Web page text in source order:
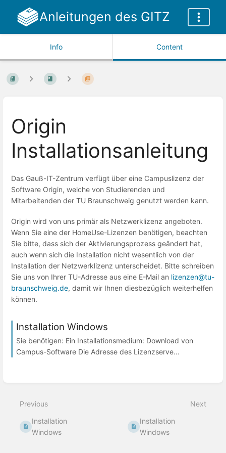
Anleitungen des GITZ
Info Content
Origin
Installationsanleitung
Das Gauß-IT-Zentrum verfügt über eine Campuslizenz der
Software Origin, welche von Studierenden und
Mitarbeitenden der TU Braunschweig genutzt werden kann.
Origin wird von uns primär als Netzwerklizenz angeboten.
Wenn Sie eine der HomeUse-Lizenzen benötigen, beachten
Sie bitte, dass sich der Aktivierungsprozess geändert hat,
auch wenn sich die Installation nicht wesentlich von der
Installation der Netzwerklizenz unterscheidet. Bitte schreiben
Sie uns von Ihrer TU-Adresse aus eine E-Mail an lizenzen@tu-
braunschweig.de, damit wir Ihnen diesbezüglich weiterhelfen
können.
Installation Windows
Sie benötigen: Ein Installationsmedium: Download von
Campus-Software Die Adresse des Lizenzserve...
Previous
Installation
Windows
Next
Installation
Windows